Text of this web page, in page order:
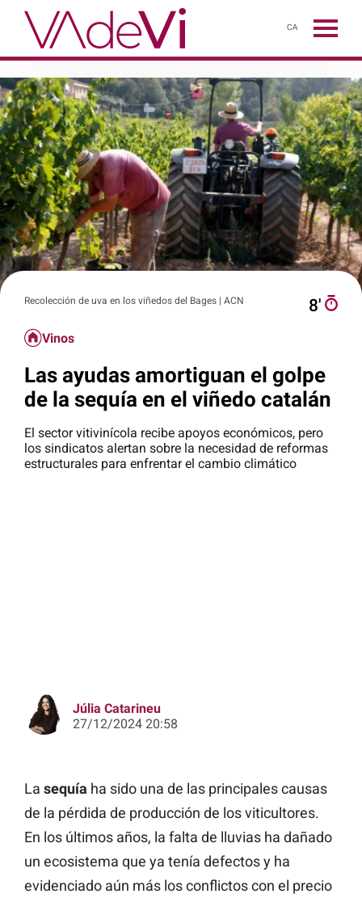
CA
Recolección de uva en los viñedos del Bages | ACN 8′
Vinos
Las ayudas amortiguan el golpe
de la sequía en el viñedo catalán
El sector vitivinícola recibe apoyos económicos, pero
los sindicatos alertan sobre la necesidad de reformas
estructurales para enfrentar el cambio climático
Júlia Catarineu
27/12/2024 20:58
La sequía ha sido una de las principales causas
de la pérdida de producción de los viticultores.
En los últimos años, la falta de lluvias ha dañado
un ecosistema que ya tenía defectos y ha
evidenciado aún más los conflictos con el precio